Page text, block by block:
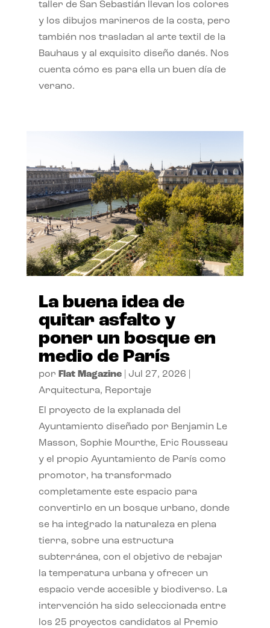
taller de San Sebastián llevan los colores
y los dibujos marineros de la costa, pero
también nos trasladan al arte textil de la
Bauhaus y al exquisito diseño danés. Nos
cuenta cómo es para ella un buen día de
verano.
La buena idea de
quitar asfalto y
poner un bosque en
medio de París
por Flat Magazine| Jul 27, 2026
Arquitectura, Reportaje
El proyecto de la explanada del
Ayuntamiento diseñado por Benjamin Le
Masson, Sophie Mourthe, Eric Rousseau
y el propio Ayuntamiento de París como
promotor, ha transformado
completamente este espacio para
convertirlo en un bosque urbano, donde
se ha integrado la naturaleza en plena
tierra, sobre una estructura
subterránea, con el objetivo de rebajar
la temperatura urbana y ofrecer un
espacio verde accesible y biodiverso. La
intervención ha sido seleccionada entre
los 25 proyectos candidatos al Premio